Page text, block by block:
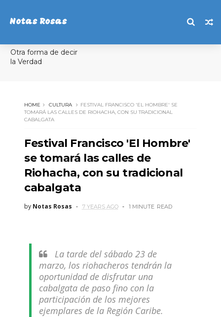
Notas Rosas
Otra forma de decir
la Verdad
HOME CULTURA
FESTIVAL FRANCISCO 'EL HOMBRE' SE
TOMARÁ LAS CALLES DE RIOHACHA, CON SU TRADICIONAL
CABALGATA
Festival Francisco 'El Hombre'
se tomará las calles de
Riohacha, con su tradicional
cabalgata
by Notas Rosas 7 YEARS AGO 1 MINUTE READ
La tarde del sábado 23 de
marzo, los riohacheros tendrán la
oportunidad de disfrutar una
cabalgata de paso fino con la
participación de los mejores
ejemplares de la Región Caribe.